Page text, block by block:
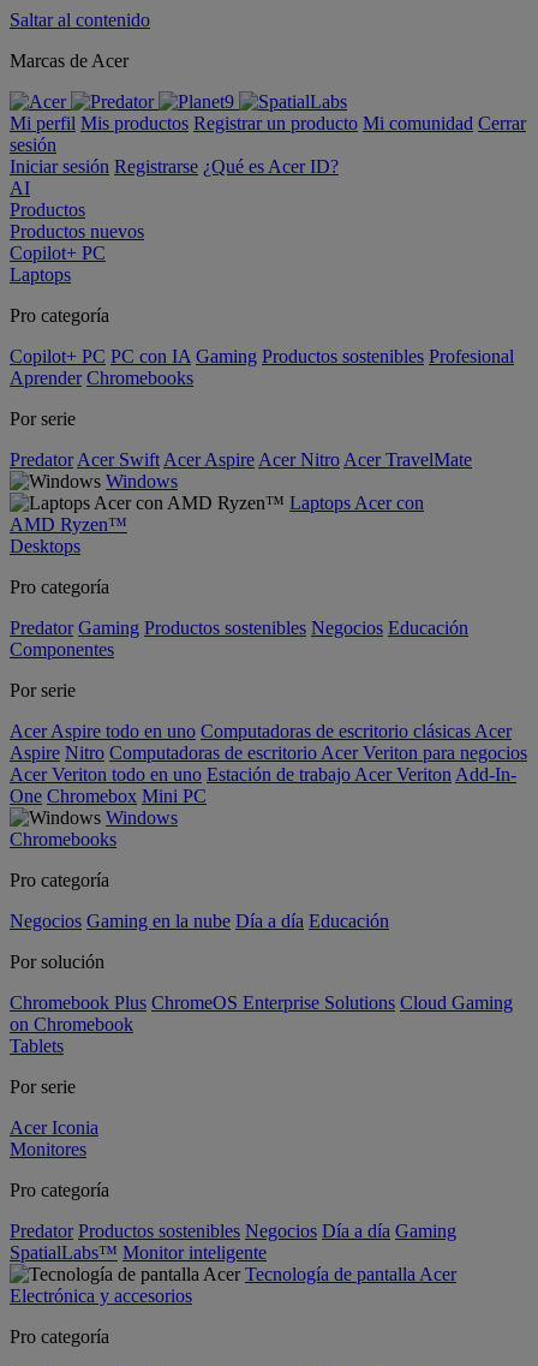
Saltar al contenido
Marcas de Acer
Mi perfil Mis productos Registrar un producto Mi comunidad Cerrar
sesión
Iniciar sesión Registrarse ¿Qué es Acer ID?
AI
Productos
Productos nuevos
Copilot+ PC
Laptops
Pro categoría
Copilot+ PC PC con IA Gaming Productos sostenibles Profesional
Aprender Chromebooks
Por serie
Predator Acer Swift Acer Aspire Acer Nitro Acer TravelMate
Windows
Laptops Acer con
AMD Ryzen™
Desktops
Pro categoría
Predator Gaming Productos sostenibles Negocios Educación
Componentes
Por serie
Acer Aspire todo en uno Computadoras de escritorio clásicas Acer
Aspire Nitro Computadoras de escritorio Acer Veriton para negocios
Acer Veriton todo en uno Estación de trabajo Acer Veriton Add-In-
One Chromebox Mini PC
Windows
Chromebooks
Pro categoría
Negocios Gaming en la nube Día a día Educación
Por solución
Chromebook Plus ChromeOS Enterprise Solutions Cloud Gaming
on Chromebook
Tablets
Por serie
Acer Iconia
Monitores
Pro categoría
Predator Productos sostenibles Negocios Día a día Gaming
SpatialLabs™ Monitor inteligente
Tecnología de pantalla Acer
Electrónica y accesorios
Pro categoría